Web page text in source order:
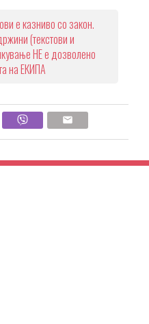
е казниво со закон.
(текстови и
НЕ е дозволено
на ЕКИПА